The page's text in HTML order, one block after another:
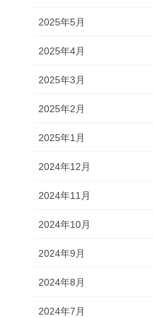
2025年5月
2025年4月
2025年3月
2025年2月
2025年1月
2024年12月
2024年11月
2024年10月
2024年9月
2024年8月
2024年7月